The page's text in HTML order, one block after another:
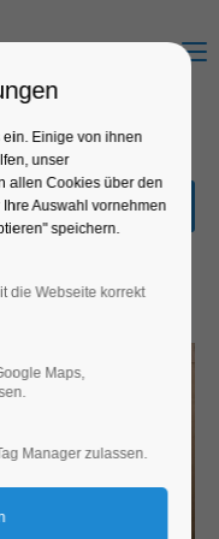
Menu
Einige von ihnen
unser
allen Cookies über den
Auswahl vornehmen
speichern.
die Webseite korrekt
Maps,
Manager zulassen.